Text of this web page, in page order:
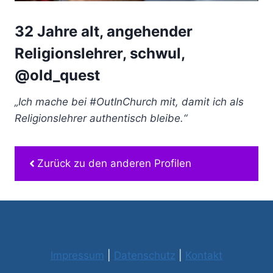
32 Jahre alt, angehender
Religionslehrer, schwul,
@old_quest
„Ich mache bei #OutInChurch mit, damit ich als
Religionslehrer authentisch bleibe.“
Zurück zu den anderen Profilen
Impressum Datenschutz Kontakt